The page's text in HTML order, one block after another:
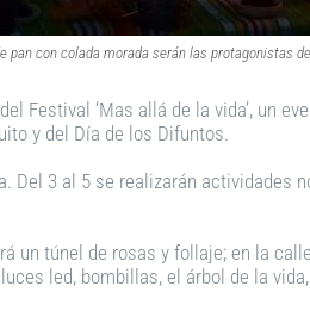
con colada morada serán las protagonistas
Festival ‘Mas allá de la vida’, un
y del Día de los Difuntos.
3 al 5 se realizarán actividades
un túnel de rosas y follaje; en la
led, bombillas, el árbol de la